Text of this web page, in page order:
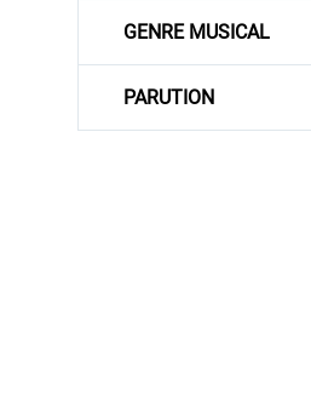
GENRE MUSICAL
PARUTION